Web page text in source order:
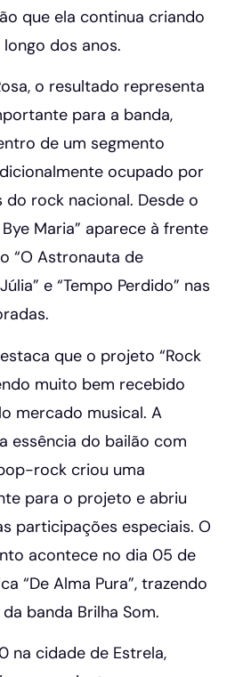
que ela continua criando
dos anos.
o resultado representa
para a banda,
de um segmento
ocupado por
rock nacional. Desde o
Maria” aparece à frente
“O Astronauta de
e “Tempo Perdido” nas
que o projeto “Rock
muito bem recebido
mercado musical. A
essência do bailão com
rock criou uma
para o projeto e abriu
participações especiais. O
acontece no dia 05 de
“De Alma Pura”, trazendo
banda Brilha Som.
na cidade de Estrela,